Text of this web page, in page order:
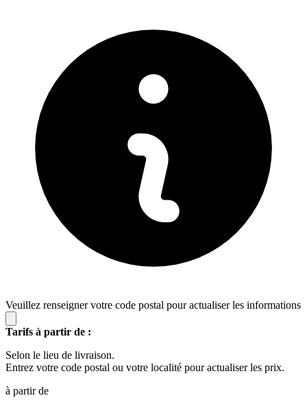
Veuillez renseigner votre code postal pour actualiser les informations
Tarifs à partir de :
Selon le lieu de livraison.
Entrez votre code postal ou votre localité pour actualiser les prix.
à partir de